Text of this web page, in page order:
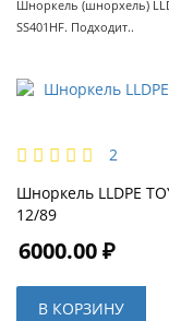
Шноркель (шнорхель)
SS401HF. Подходит..
2
Шноркель LLDPE
12/89
6000.00 ₽
В КОРЗИНУ